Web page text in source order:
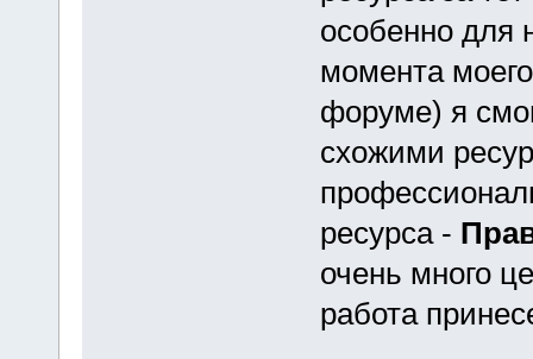
особенно для
момента
форуме) я
схожими
ресурса -
очень много
работа